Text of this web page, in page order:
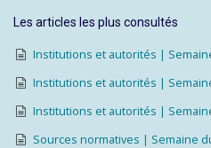
Les articles les plus consultés
Institutions et autorités |
Institutions et autorités |
Institutions et autorités |
Sources normatives | Semaine